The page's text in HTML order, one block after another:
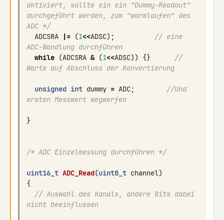
aktiviert, sollte ein ein "Dummy-Readout"
durchgeführt werden, zum "warmlaufen" des
ADC */
ADCSRA
|= (1<<ADSC);
// eine
ADC-Wandlung durchführen
while (ADCSRA & (1<<ADSC)) {}
//
Warte auf Abschluss der Konvertierung
unsigned int dummy = ADC;
//Und
ersten Messwert wegwerfen
}
/* ADC Einzelmessung durchführen */
uint16_t ADC_Read(uint8_t channel)
{
// Auswahl des Kanals, andere Bits dabei
nicht beeinflussen